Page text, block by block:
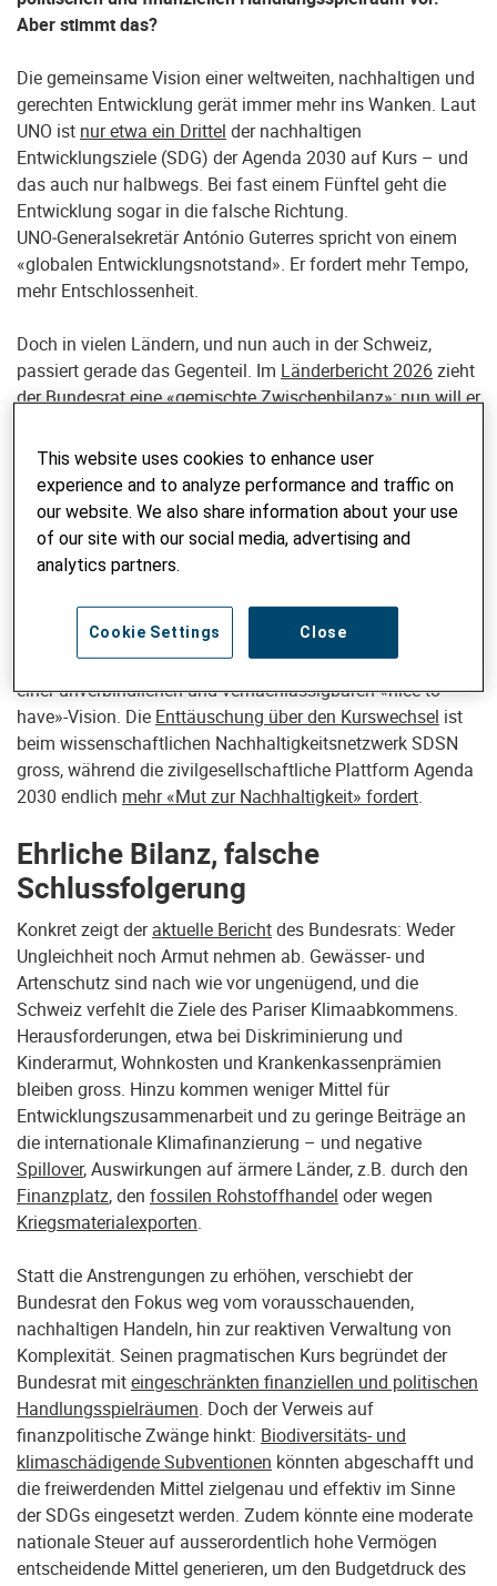
Aber stimmt das?
Die gemeinsame Vision einer weltweiten, nachhaltigen und
gerechten Entwicklung gerät immer mehr ins Wanken. Laut
UNO ist nur etwa ein Drittel der nachhaltigen
Entwicklungsziele (SDG) der Agenda 2030 auf Kurs – und
das auch nur halbwegs. Bei fast einem Fünftel geht die
Entwicklung sogar in die falsche Richtung.
UNO‑Generalsekretär António Guterres spricht von einem
«globalen Entwicklungsnotstand». Er fordert mehr Tempo,
mehr Entschlossenheit.
Doch in vielen Ländern, und nun auch in der Schweiz,
passiert gerade das Gegenteil. Im Länderbericht 2026zieht
der Bundesrat eine «gemischte Zwischenbilanz»; nun will er
senkt der Bundesrat die eigenen Ambitionen und degradiert
die international vereinbarte Nachhaltigkeitsagenda zum
blossen Orientierungsrahmen.
Statt die Ziele in ihrer Gesamtheit voranzutreiben, gilt neu
die umfassende und einst handlungsleitende
Transformationsagenda im Sinne eines gerechten Wandels
von Wirtschaft und Gesellschaft («Just Transition
einer unverbindlichen und vernachlässigbaren «nice-to-
have»-Vision. Die Enttäuschung über den Kurswechsel ist
beim wissenschaftlichen Nachhaltigkeitsnetzwerk SDSN
gross, während die zivilgesellschaftliche Plattform Agenda
2030 endlich mehr «Mut zur Nachhaltigkeit» fordert.
Ehrliche Bilanz, falsche
Schlussfolgerung
Konkret zeigt deraktuelle Berichtdes Bundesrats: Weder
Ungleichheit noch Armut nehmen ab. Gewässer- und
Artenschutz sind nach wie vor ungenügend, und die
Schweiz verfehlt die Ziele des Pariser Klimaabkommens.
Herausforderungen, etwa bei Diskriminierung und
Kinderarmut, Wohnkosten und Krankenkassenprämien
bleiben gross. Hinzu kommen weniger Mittel für
Entwicklungszusammenarbeit und zu geringe Beiträge an
die internationale Klimafinanzierung – und negative
Spillover, Auswirkungen auf ärmere Länder, z.B. durch den
Finanzplatz, den fossilen Rohstoffhandel oder wegen
Kriegsmaterialexporten.
Statt die Anstrengungen zu erhöhen, verschiebt der
Bundesrat den Fokus weg vom vorausschauenden,
nachhaltigen Handeln, hin zur reaktiven Verwaltung von
Komplexität. Seinen pragmatischen Kurs begründet der
Bundesrat miteingeschränkten finanziellen und politischen
Handlungsspielräumen. Doch der Verweis auf
finanzpolitische Zwänge hinkt: Biodiversitäts- und
klimaschädigende Subventionen könnten abgeschafft und
die freiwerdenden Mittel zielgenau und effektiv im Sinne
der SDGs eingesetzt werden. Zudem könnte eine moderate
nationale Steuer auf ausserordentlich hohe Vermögen
entscheidende Mittel generieren, um den Budgetdruck des
This website uses cookies to enhance user
experience and to analyze performance and traffic on
our website. We also share information about your use
of our site with our social media, advertising and
analytics partners.
Close
Cookie Settings